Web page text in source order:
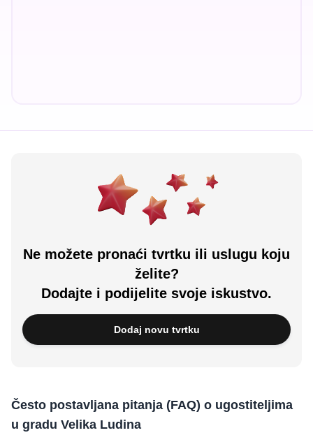
Ne možete pronaći tvrtku ili uslugu koju
želite?
Dodajte i podijelite svoje iskustvo.
Dodaj novu tvrtku
Često postavljana pitanja (FAQ) o ugostiteljima
u gradu Velika Ludina